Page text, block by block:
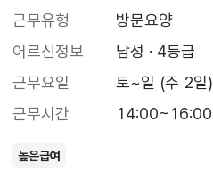
근무유형
방문요양
어르신정보
남성 · 4등급
근무요일
토~일 (주 2일)
근무시간
14:00~16:00
높은급여